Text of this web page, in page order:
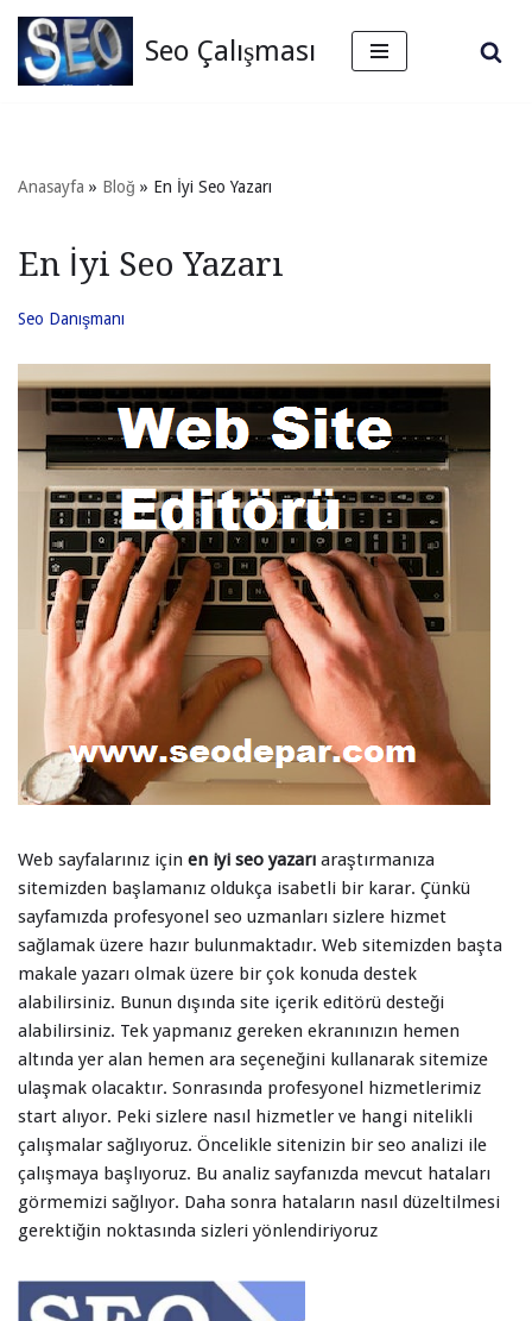
İçeriğe
geç
Seo Çalışması
Anasayfa » Bloğ » En İyi Seo Yazarı
En İyi Seo Yazarı
Seo Danışmanı
Web sayfalarınız için en iyi seo yazarı araştırmanıza
sitemizden başlamanız oldukça isabetli bir karar. Çünkü
sayfamızda profesyonel seo uzmanları sizlere hizmet
sağlamak üzere hazır bulunmaktadır. Web sitemizden başta
makale yazarı olmak üzere bir çok konuda destek
alabilirsiniz. Bunun dışında site içerik editörü desteği
alabilirsiniz. Tek yapmanız gereken ekranınızın hemen
altında yer alan hemen ara seçeneğini kullanarak sitemize
ulaşmak olacaktır. Sonrasında profesyonel hizmetlerimiz
start alıyor. Peki sizlere nasıl hizmetler ve hangi nitelikli
çalışmalar sağlıyoruz. Öncelikle sitenizin bir seo analizi ile
çalışmaya başlıyoruz. Bu analiz sayfanızda mevcut hataları
görmemizi sağlıyor. Daha sonra hataların nasıl düzeltilmesi
gerektiğin noktasında sizleri yönlendiriyoruz